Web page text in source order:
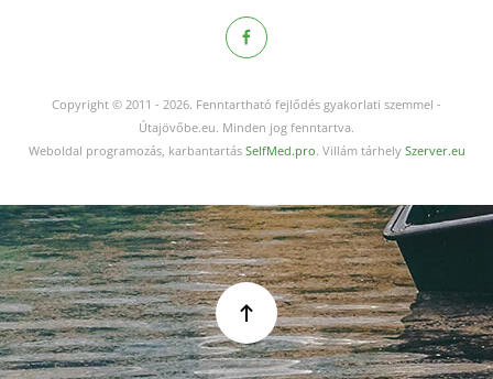
Copyright © 2011 - 2026. Fenntartható fejlődés gyakorlati szemmel -
Útajövőbe.eu. Minden jog fenntartva.
Weboldal programozás, karbantartás SelfMed.pro. Villám tárhely Szerver.eu